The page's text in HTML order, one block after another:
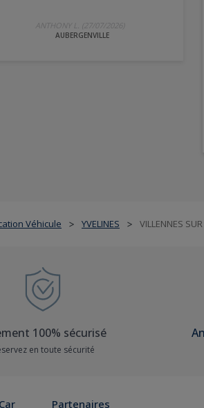
Véhicule > YVELINES > VILLENNES
ANTHONY L. (27/07/2026)
AUBERGENVILLE
100% sécurisé
en toute sécurité
Partenaires